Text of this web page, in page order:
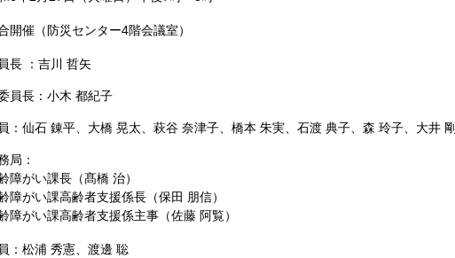
開催（防災センター4階会議室）
長 ：吉川 哲矢
員長：小木 都紀子
：仙石 錬平、大橋 晃太、萩谷 奈津子、橋本 朱実、石渡 典子、森 玲子、大井 剛
局：
障がい課長（髙橋 治）
障がい課高齢者支援係長（保田 朋信）
障がい課高齢者支援係主事（佐藤 阿覧）
：松浦 秀憲、渡邊 聡